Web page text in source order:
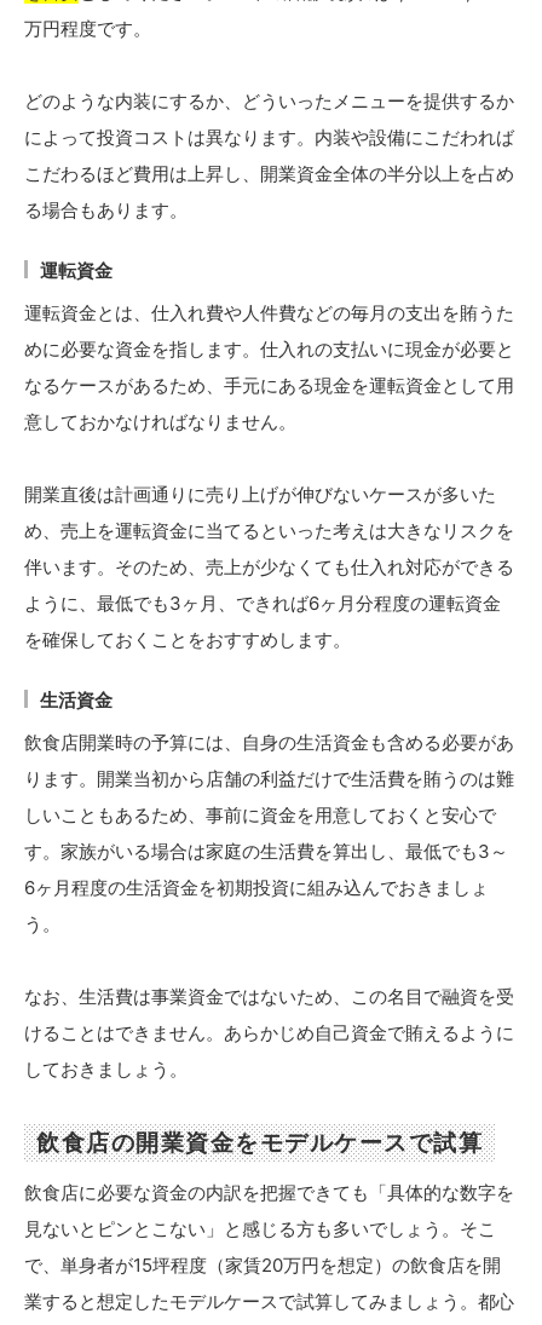
万円程度です。
どのような内装にするか、どういったメニューを提供するか
によって投資コストは異なります。内装や設備にこだわれば
こだわるほど費用は上昇し、開業資金全体の半分以上を占め
る場合もあります。
運転資金
運転資金とは、仕入れ費や人件費などの毎月の支出を賄うた
めに必要な資金を指します。仕入れの支払いに現金が必要と
なるケースがあるため、手元にある現金を運転資金として用
意しておかなければなりません。
開業直後は計画通りに売り上げが伸びないケースが多いた
め、売上を運転資金に当てるといった考えは大きなリスクを
伴います。そのため、売上が少なくても仕入れ対応ができる
ように、最低でも3ヶ月、できれば6ヶ月分程度の運転資金
を確保しておくことをおすすめします。
生活資金
飲食店開業時の予算には、自身の生活資金も含める必要があ
ります。開業当初から店舗の利益だけで生活費を賄うのは難
しいこともあるため、事前に資金を用意しておくと安心で
す。家族がいる場合は家庭の生活費を算出し、最低でも3～
6ヶ月程度の生活資金を初期投資に組み込んでおきましょ
う。
なお、生活費は事業資金ではないため、この名目で融資を受
けることはできません。あらかじめ自己資金で賄えるように
しておきましょう。
飲食店の開業資金をモデルケースで試算
飲食店に必要な資金の内訳を把握できても「具体的な数字を
見ないとピンとこない」と感じる方も多いでしょう。そこ
で、単身者が15坪程度（家賃20万円を想定）の飲食店を開
業すると想定したモデルケースで試算してみましょう。都心